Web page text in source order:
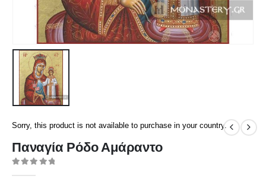
Sorry, this product is not available to purchase in your country.
Παναγία Ρόδο Αμάραντο